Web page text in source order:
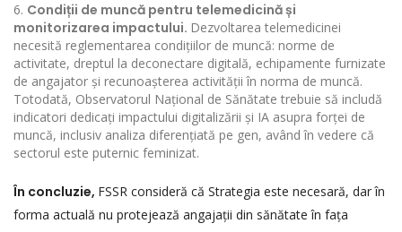
Condiții de muncă pentru telemedicină și
monitorizarea impactului. Dezvoltarea telemedicinei
necesită reglementarea condițiilor de muncă: norme de
activitate, dreptul la deconectare digitală, echipamente furnizate
de angajator și recunoașterea activității în norma de muncă.
Totodată, Observatorul Național de Sănătate trebuie să includă
indicatori dedicați impactului digitalizării și IA asupra forței de
muncă, inclusiv analiza diferențiată pe gen, având în vedere că
sectorul este puternic feminizat.
În concluzie, FSSR consideră că Strategia este necesară, dar în
forma actuală nu protejează angajații din sănătate în fața